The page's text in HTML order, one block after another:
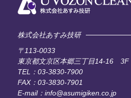
株式会社あすみ技研
〒113-0033
東京都文京区本郷三丁目14-16 3F
TEL：03-3830-7900
FAX：03-3830-7901
E-mail：info@asumigiken.co.jp